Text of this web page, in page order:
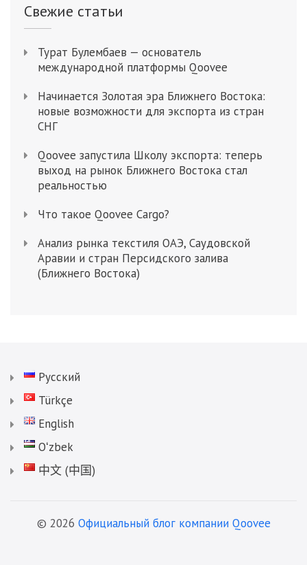
Свежие статьи
Турат Булембаев — основатель
международной платформы Qoovee
Начинается Золотая эра Ближнего Востока:
новые возможности для экспорта из стран
СНГ
Qoovee запустила Школу экспорта: теперь
выход на рынок Ближнего Востока стал
реальностью
Что такое Qoovee Cargo?
Анализ рынка текстиля ОАЭ, Саудовской
Аравии и стран Персидского залива
(Ближнего Востока)
Русский
Türkçe
English
Oʻzbek
中文 (中国)
© 2026 Официальный блог компании Qoovee